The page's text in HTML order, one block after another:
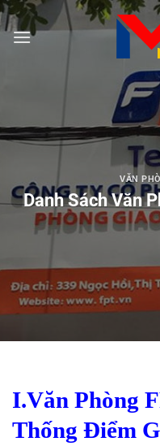
Chuyển
đến
VĂN
Danh Sách Văn
I.Văn Phòng
Thống Điểm